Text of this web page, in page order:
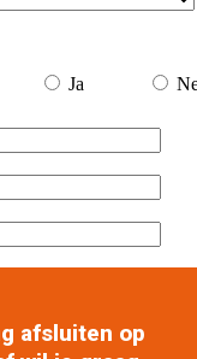
afsluiten op